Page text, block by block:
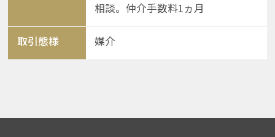
相談。仲介手数料1ヵ月
取引態様 媒介